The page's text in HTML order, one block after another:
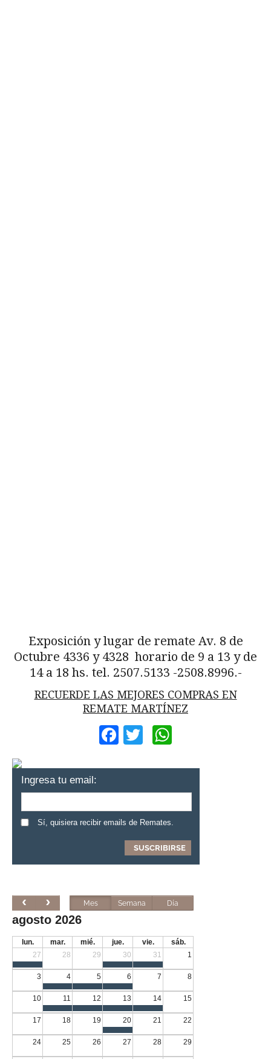
Exposición y lugar de remate Av. 8 de
Octubre 4336 y 4328 horario de 9 a 13 y de
14 a 18 hs. tel. 2507.5133 -2508.8996.-
RECUERDE LAS MEJORES COMPRAS EN
REMATE MARTÍNEZ
Facebook
Twitter
Ingresa tu email:
Sí, quisiera recibir emails de Remates.
Mes Semana Día
agosto 2026
lun. mar. mié. jue. vie.
sáb.
27
28 29 30 31 1
3 4 5 6 7 8
10 11 12 13 14 15
17 18 19 20 21 22
24 25 26 27 28 29